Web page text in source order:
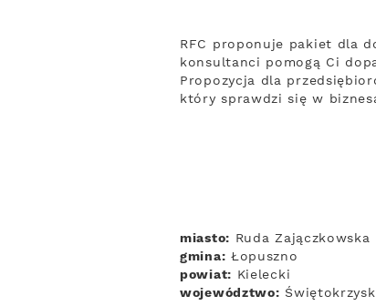
RFC proponuje pakiet dla
konsultanci pomogą Ci
Propozycja dla
który sprawdzi się w
miasto: Ruda Zajączkowska
gmina: Łopuszno
powiat: Kielecki
województwo: